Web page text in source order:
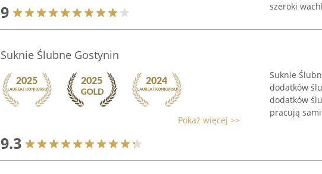
9
szeroki
Suknie Ślubne Gostynin
Pokaż więcej >>
9.3
Suknie
dodatków
dodatków
pracują